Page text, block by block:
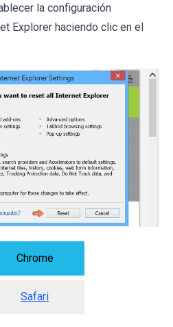
la configuración
Explorer haciendo clic en el
Chrome
Safari